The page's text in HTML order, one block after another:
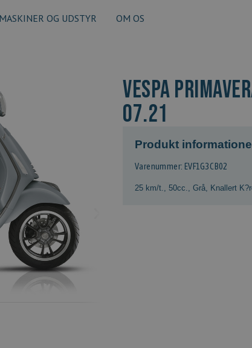
MASKINER OG UDSTYR OM OS
VESPA
07.21
Produkt
Varenummer: EVF1G3CB02
25 km/t. 50cc. Grå Knallert